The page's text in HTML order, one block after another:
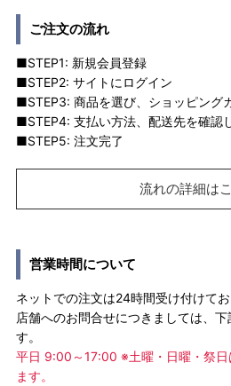
ご注文の流れ
■STEP1: 新規会員登録
■STEP2: サイトにログイン
■STEP3: 商品を選び、ショッピング
■STEP4: 支払い方法、配送先を確認
■STEP5: 注文完了
流れの詳細は
営業時間について
ネットでの注文は24時間受け付けてお
店舗へのお問合せにつきましては、
す。
平日 9:00～17:00 ※土曜・日曜・祭日
ます。